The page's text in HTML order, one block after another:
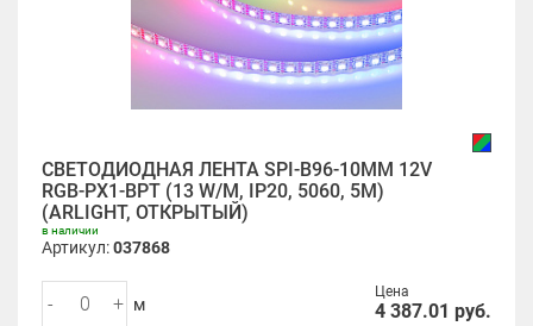
СВЕТОДИОДНАЯ ЛЕНТА SPI-B96-10MM 12V
RGB-PX1-BPT (13 W/M, IP20, 5060, 5M)
(ARLIGHT, ОТКРЫТЫЙ)
в наличии
Артикул:037868
Цена
4 387.01 руб.
- + м